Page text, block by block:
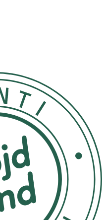
tid. Kan användas
extra lyster.
som återfuktar och
E-vitamin
till en fylligare look
från tuben och